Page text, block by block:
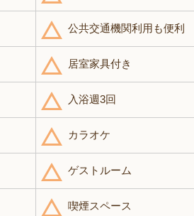
公共交通機関利用も便利
居室家具付き
入浴週3回
カラオケ
ゲストルーム
喫煙スペース